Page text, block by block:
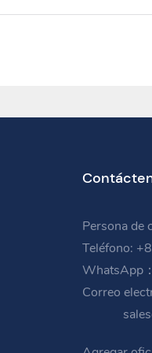
Persona de
Teléfono:
WhatsApp
Correo